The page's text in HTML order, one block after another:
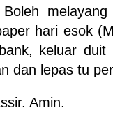
hari esok
keluar duit
dan lepas tu
Amin.